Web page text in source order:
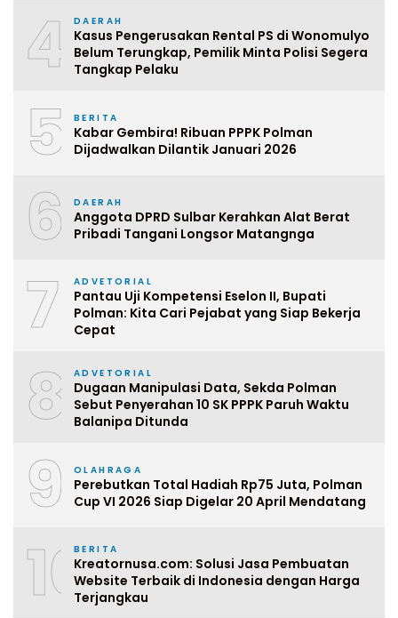
4 DAERAH
Kasus Pengerusakan Rental PS di Wonomulyo
Belum Terungkap, Pemilik Minta Polisi Segera
Tangkap Pelaku
5 BERITA
Kabar Gembira! Ribuan PPPK Polman
Dijadwalkan Dilantik Januari 2026
6 DAERAH
Anggota DPRD Sulbar Kerahkan Alat Berat
Pribadi Tangani Longsor Matangnga
7 ADVETORIAL
Pantau Uji Kompetensi Eselon II, Bupati
Polman: Kita Cari Pejabat yang Siap Bekerja
Cepat
8 ADVETORIAL
Dugaan Manipulasi Data, Sekda Polman
Sebut Penyerahan 10 SK PPPK Paruh Waktu
Balanipa Ditunda
9 OLAHRAGA
Perebutkan Total Hadiah Rp75 Juta, Polman
Cup VI 2026 Siap Digelar 20 April Mendatang
10BERITA
Kreatornusa.com: Solusi Jasa Pembuatan
Website Terbaik di Indonesia dengan Harga
Terjangkau